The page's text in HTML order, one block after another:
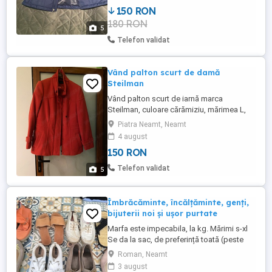
5
150 RON
180 RON
Telefon validat
5
Vând palton scurt de damă
Steilman
Vând palton scurt de iarnă marca
Steilman, culoare cărămiziu, mărimea L,
adică 42 nemțesc, 44 românesc, fabricat
în Germania, dimensiunile se regăsesc în
fotografii.
Piatra Neamt, Neamt
4 august
150 RON
Telefon validat
Îmbrăcăminte, încălțăminte, genți,
bijuterii noi și ușor purtate
Marfa este impecabila, la kg. Mărimi s-xl
Se da la sac, de preferință toată (peste
300kg), cu negociere de preț. Sacii pot fi
desfăcuti pentru vizionare! Marfa cu multe
Roman, Neamt
3 august